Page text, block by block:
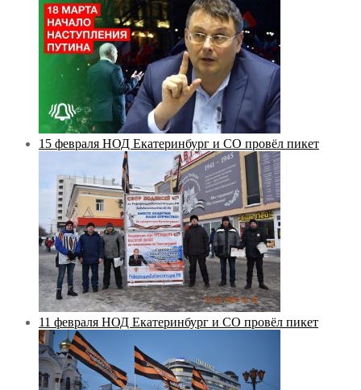
15 февраля НОД Екатеринбург и СО провёл пикет
11 февраля НОД Екатеринбург и СО провёл пикет